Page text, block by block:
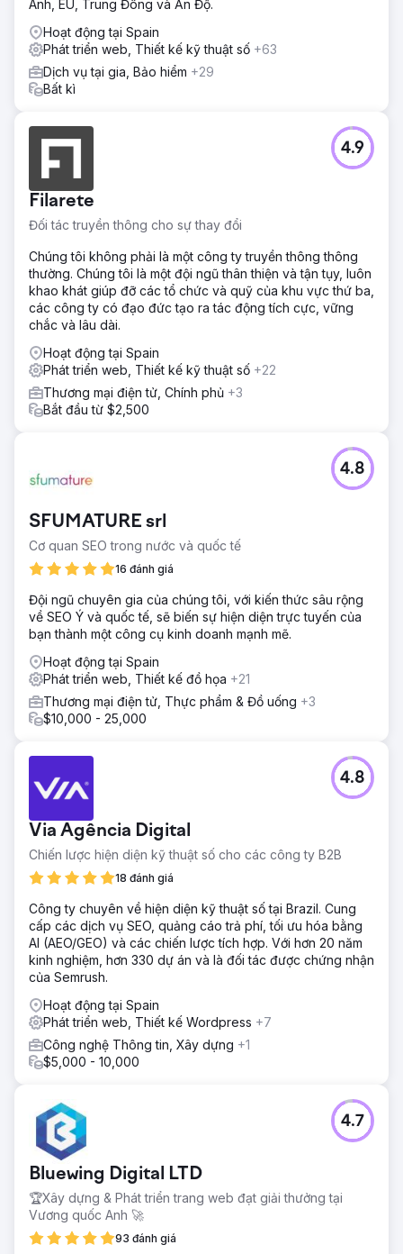
Anh, EU, Trung Đông và Ấn Độ.
Hoạt động tại Spain
Phát triển web, Thiết kế kỹ thuật số +63
Dịch vụ tại gia, Bảo hiểm +29
Bất kì
Filarete
Đối tác truyền thông cho sự thay đổi
4.9
Chúng tôi không phải là một công ty truyền thông thông
thường. Chúng tôi là một đội ngũ thân thiện và tận tụy, luôn
khao khát giúp đỡ các tổ chức và quỹ của khu vực thứ ba,
các công ty có đạo đức tạo ra tác động tích cực, vững
chắc và lâu dài.
Hoạt động tại Spain
Phát triển web, Thiết kế kỹ thuật số +22
Thương mại điện tử, Chính phủ +3
Bắt đầu từ $2,500
SFUMATURE srl
Cơ quan SEO trong nước và quốc tế
16 đánh giá
4.8
Đội ngũ chuyên gia của chúng tôi, với kiến thức sâu rộng
về SEO Ý và quốc tế, sẽ biến sự hiện diện trực tuyến của
bạn thành một công cụ kinh doanh mạnh mẽ.
Hoạt động tại Spain
Phát triển web, Thiết kế đồ họa +21
Thương mại điện tử, Thực phẩm & Đồ uống +3
$10,000 - 25,000
Via Agência Digital
Chiến lược hiện diện kỹ thuật số cho các công ty B2B
18 đánh giá
4.8
Công ty chuyên về hiện diện kỹ thuật số tại Brazil. Cung
cấp các dịch vụ SEO, quảng cáo trả phí, tối ưu hóa bằng
AI (AEO/GEO) và các chiến lược tích hợp. Với hơn 20 năm
kinh nghiệm, hơn 330 dự án và là đối tác được chứng nhận
của Semrush.
Hoạt động tại Spain
Phát triển web, Thiết kế Wordpress +7
Công nghệ Thông tin, Xây dựng +1
$5,000 - 10,000
Bluewing Digital LTD
🏆Xây dựng & Phát triển trang web đạt giải thưởng tại
Vương quốc Anh 🚀
93 đánh giá
4.7